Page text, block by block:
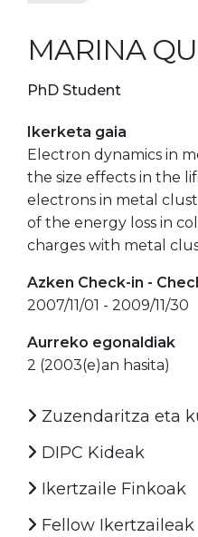
MARINA
PhD Student
Ikerketa gaia
Electron dynamics in
the size effects in the
electrons in metal
of the energy loss in
charges with metal
Azken Check-in -
2007/11/01 - 2009/11/30
Aurreko egonaldiak
2 (2003(e)an hasita)
Zuzendaritza eta
DIPC Kideak
Ikertzaile Finkoak
Fellow Ikertzaileak